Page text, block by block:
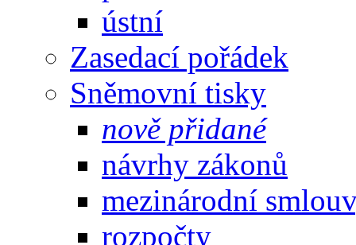
ústní
Zasedací pořádek
Sněmovní tisky
nově přidané
návrhy zákonů
mezinárodní
rozpočty